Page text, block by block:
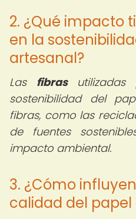
2. ¿Qué impacto
en la
artesanal?
Las fibrasutilizadas
sostenibilidad del
fibras, como las
de fuentes
impacto ambiental.
3. ¿Cómo
calidad del papel